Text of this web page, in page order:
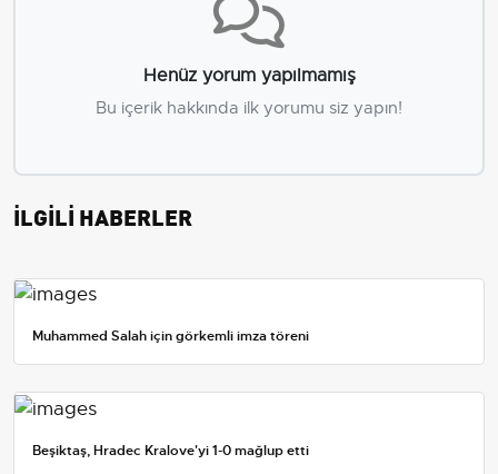
Henüz yorum yapılmamış
Bu içerik hakkında ilk yorumu siz yapın!
İLGİLİ HABERLER
Muhammed Salah için görkemli imza töreni
Beşiktaş, Hradec Kralove'yi 1-0 mağlup etti